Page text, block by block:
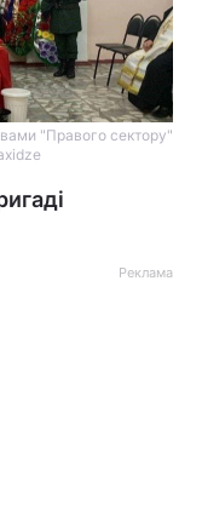
"Правого сектору"
Реклама